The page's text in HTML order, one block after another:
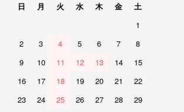
日 月 火 水 木 金
土
1
2
3 4 5 6 7
8
9
10 11 12 13 14
15
16
17 18 19 20 21
22
23
24 25 26 27 28
29